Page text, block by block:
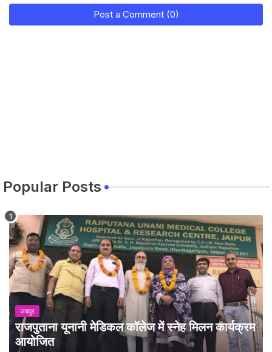
Post a Comment (0)
Popular Posts
जयपुर
राजपुताना यूनानी मेडिकल कॉलेज में स्नेह मिलन कार्यक्रम
आयोजित